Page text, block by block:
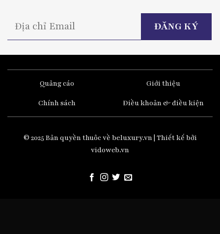
Quảng cáo Giới thiệu
Chính sách Điều khoản & điều kiện
© 2025 Bản quyền thuôc về beluxury.vn | Thiết kế bởi
vidoweb.vn